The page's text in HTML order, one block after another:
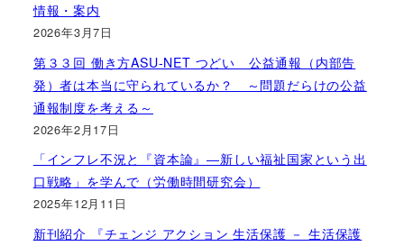
情報・案内
2026年3月7日
第３３回 働き方ASU-NET つどい 公益通報（内部告
発）者は本当に守られているか？ ～問題だらけの公益
通報制度を考える～
2026年2月17日
「インフレ不況と『資本論』―新しい福祉国家という出
口戦略」を学んで（労働時間研究会）
2025年12月11日
新刊紹介 『チェンジ アクション 生活保護 － 生活保護